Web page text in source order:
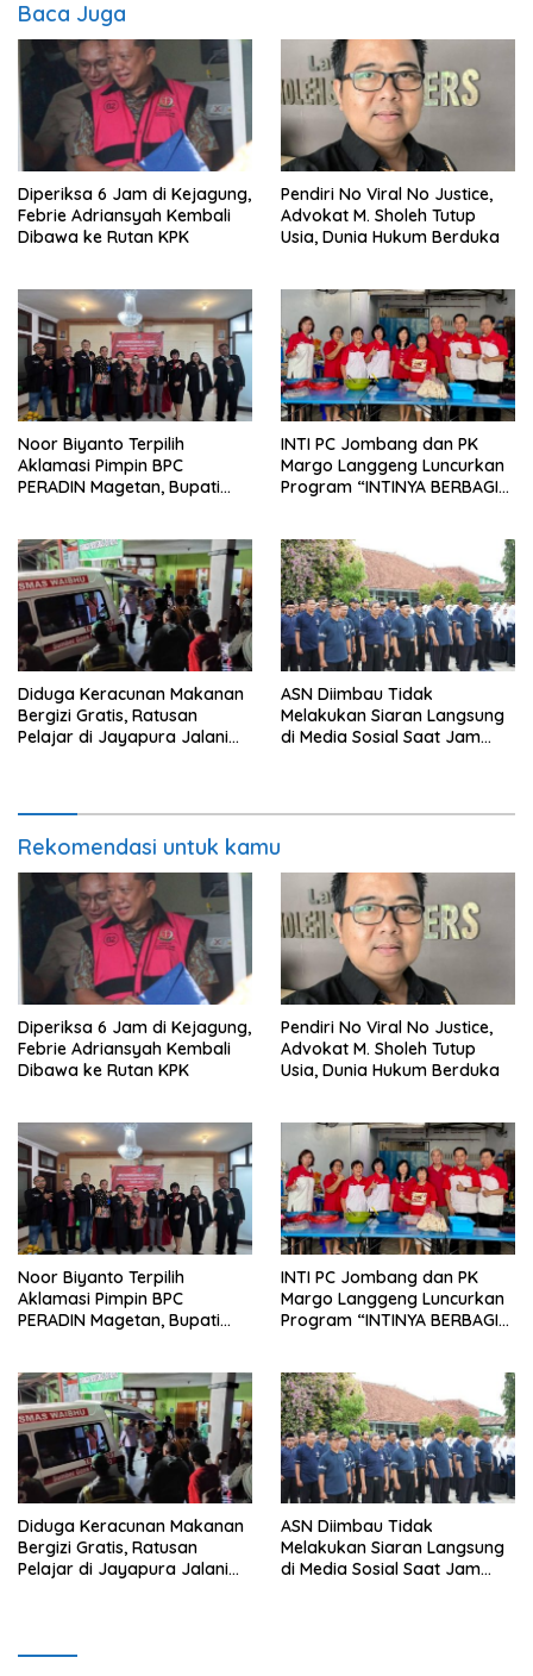
Baca Juga
Diperiksa 6 Jam di Kejagung,
Febrie Adriansyah Kembali
Dibawa ke Rutan KPK
Pendiri No Viral No Justice,
Advokat M. Sholeh Tutup
Usia, Dunia Hukum Berduka
Noor Biyanto Terpilih
Aklamasi Pimpin BPC
PERADIN Magetan, Bupati
INTI PC Jombang dan PK
Margo Langgeng Luncurkan
Program “INTINYA BERBAGI”,
Diduga Keracunan Makanan
Bergizi Gratis, Ratusan
Pelajar di Jayapura Jalani
ASN Diimbau Tidak
Melakukan Siaran Langsung
di Media Sosial Saat Jam
Rekomendasi untuk kamu
Diperiksa 6 Jam di Kejagung,
Febrie Adriansyah Kembali
Dibawa ke Rutan KPK
Pendiri No Viral No Justice,
Advokat M. Sholeh Tutup
Usia, Dunia Hukum Berduka
Noor Biyanto Terpilih
Aklamasi Pimpin BPC
PERADIN Magetan, Bupati
INTI PC Jombang dan PK
Margo Langgeng Luncurkan
Program “INTINYA BERBAGI”,
Diduga Keracunan Makanan
Bergizi Gratis, Ratusan
Pelajar di Jayapura Jalani
ASN Diimbau Tidak
Melakukan Siaran Langsung
di Media Sosial Saat Jam